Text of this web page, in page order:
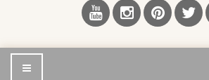
إضغط